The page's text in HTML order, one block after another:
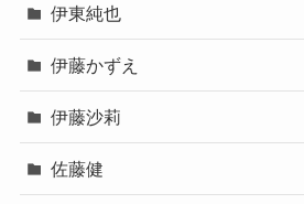
伊東純也
伊藤かずえ
伊藤沙莉
佐藤健